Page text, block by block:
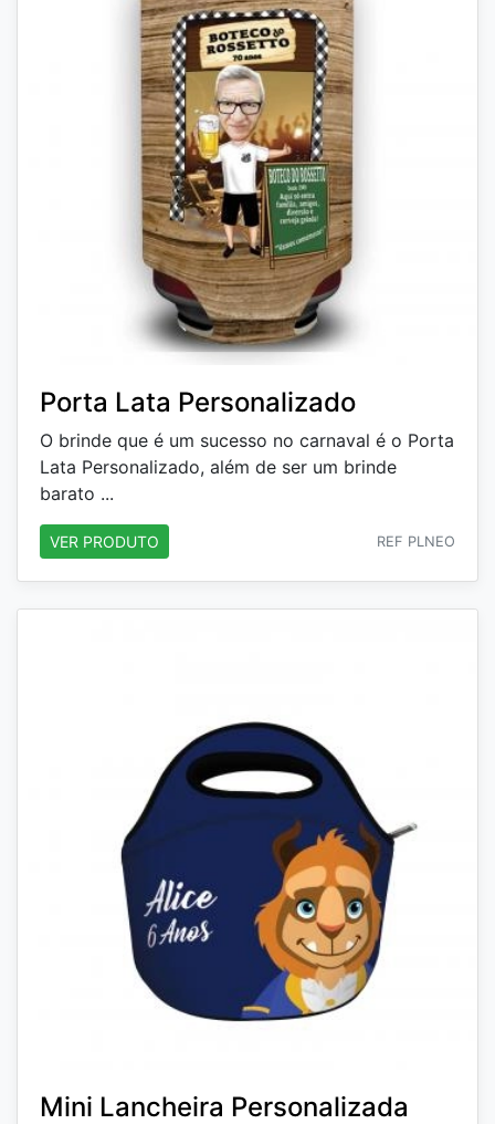
Porta Lata Personalizado
O brinde que é um sucesso no carnaval é o Porta
Lata Personalizado, além de ser um brinde
barato ...
VER PRODUTO REF PLNEO
Mini Lancheira Personalizada